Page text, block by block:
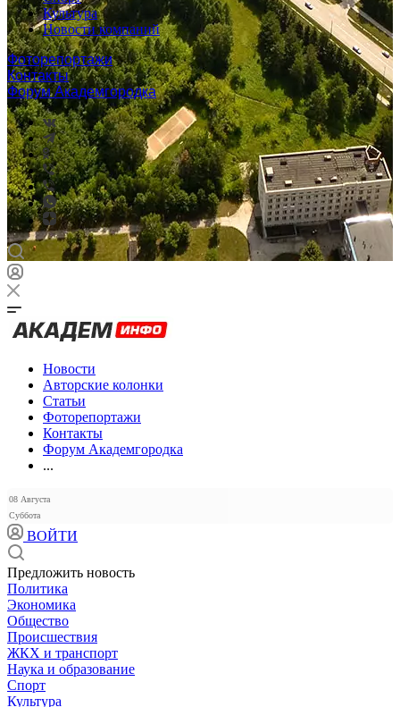
Культура
Новости компаний
Фоторепортажи
Контакты
Форум Академгородка
Новости
Авторские колонки
Статьи
Фоторепортажи
Контакты
Форум Академгородка
...
08 Августа
Суббота
ВОЙТИ
Предложить новость
Политика
Экономика
Общество
Происшествия
ЖКХ и транспорт
Наука и образование
Спорт
Культура